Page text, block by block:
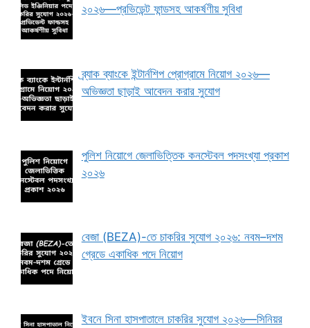
২০২৬—প্রভিডেন্ট ফান্ডসহ আকর্ষণীয় সুবিধা
ব্র্যাক ব্যাংকে ইন্টার্নশিপ প্রোগ্রামে নিয়োগ ২০২৬—
অভিজ্ঞতা ছাড়াই আবেদন করার সুযোগ
পুলিশ নিয়োগে জেলাভিত্তিক কনস্টেবল পদসংখ্যা প্রকাশ
২০২৬
বেজা (BEZA)-তে চাকরির সুযোগ ২০২৬: নবম–দশম
গ্রেডে একাধিক পদে নিয়োগ
ইবনে সিনা হাসপাতালে চাকরির সুযোগ ২০২৬—সিনিয়র